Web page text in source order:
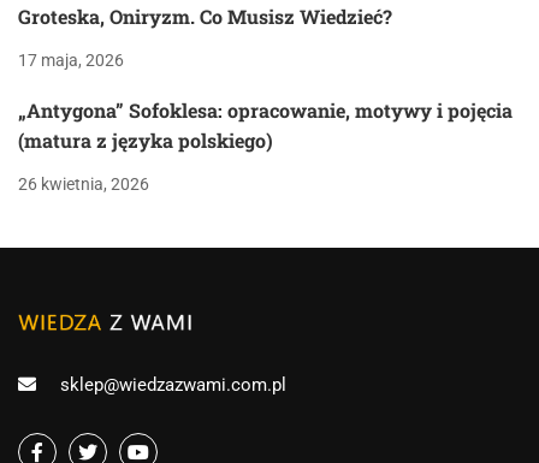
Groteska, Oniryzm. Co Musisz Wiedzieć?
17 maja, 2026
„Antygona” Sofoklesa: opracowanie, motywy i pojęcia
(matura z języka polskiego)
26 kwietnia, 2026
sklep@wiedzazwami.com.pl